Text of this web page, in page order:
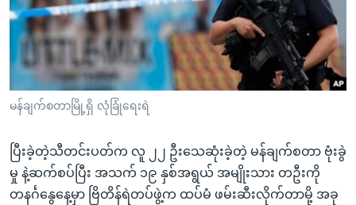
ညွန်း
စာမျက်နှာ
သို့
ကျော်
ကြည့်
ရှာဖွေ
ရန်
နေရာ
သုတပဒေသာ အင်္ဂလိပ်စာ
Learning English
ဗွီအိုအေ လူမှုကွန်ယက်များ
ဘာသာစကားများ
မန်ချက်စတာမြို့ရှိ လုံခြုံရေးရဲ
ပြီးခဲ့တဲ့သီတင်းပတ်က လူ ၂၂ ဦးသေဆုံးခဲ့တဲ့ မန်ချက်စတာ ဗုံးခွဲ
မှု နဲ့ဆက်စပ်ပြီး အသက် ၁၉ နှစ်အရွယ် အမျိုးသား တဦးကို
တနင်္ဂနွေနေ့မှာ ဗြိတိန်ရဲတပ်ဖွဲ့က ထပ်မံ ဖမ်းဆီးလိုက်တာမို့ အခု